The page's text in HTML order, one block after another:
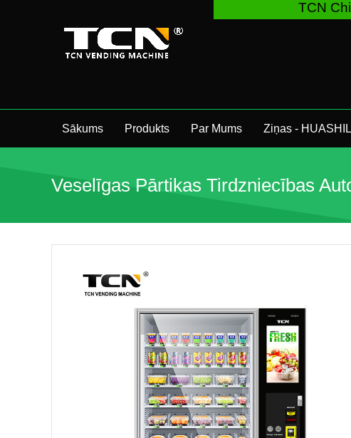
Sākums Produkts Par Mums Ziņas - HUASHIL
Veselīgas Pārtikas Tirdzniecības
TCN China